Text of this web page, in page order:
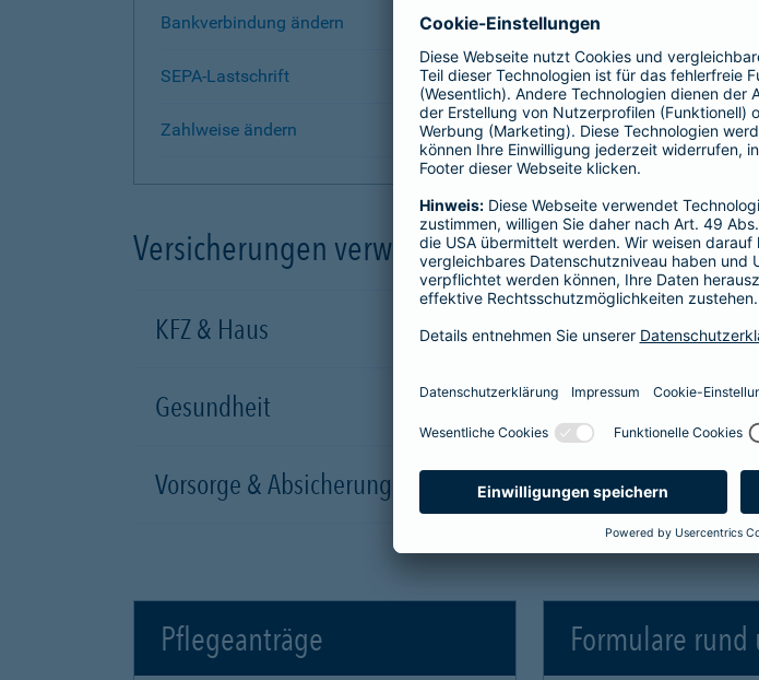
Bankverbindung ändern
SEPA-Lastschrift
Zahlweise ändern
Versicherungen verwalten
KFZ & Haus
Gesundheit
Vorsorge & Absicherung
Pflegeanträge Formulare